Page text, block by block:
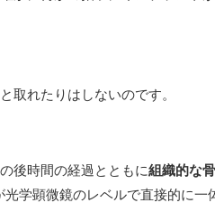
歯ぎしり食
歯周病治療
取れたりはしないのです。
後時間の経過とともに組織的な
光学顕微鏡のレベルで直接的に一